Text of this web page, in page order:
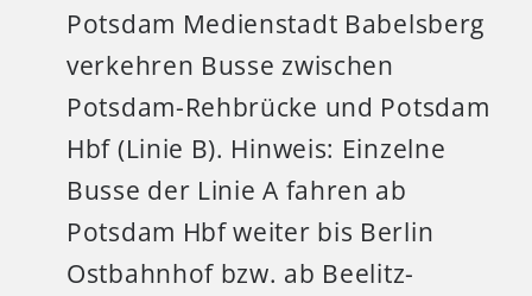
Potsdam Medienstadt Babelsberg
verkehren Busse zwischen
Potsdam-Rehbrücke und Potsdam
Hbf (Linie B). Hinweis: Einzelne
Busse der Linie A fahren ab
Potsdam Hbf weiter bis Berlin
Ostbahnhof bzw. ab Beelitz-